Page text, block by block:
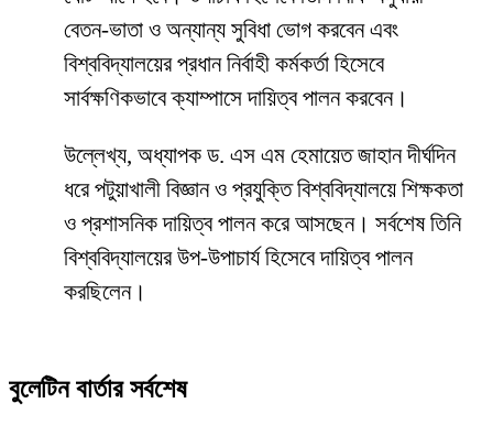
বেতন-ভাতা ও অন্যান্য সুবিধা ভোগ করবেন এবং
বিশ্ববিদ্যালয়ের প্রধান নির্বাহী কর্মকর্তা হিসেবে
সার্বক্ষণিকভাবে ক্যাম্পাসে দায়িত্ব পালন করবেন।
উল্লেখ্য, অধ্যাপক ড. এস এম হেমায়েত জাহান দীর্ঘদিন
ধরে পটুয়াখালী বিজ্ঞান ও প্রযুক্তি বিশ্ববিদ্যালয়ে শিক্ষকতা
ও প্রশাসনিক দায়িত্ব পালন করে আসছেন। সর্বশেষ তিনি
বিশ্ববিদ্যালয়ের উপ-উপাচার্য হিসেবে দায়িত্ব পালন
করছিলেন।
বুলেটিন বার্তার সর্বশেষ